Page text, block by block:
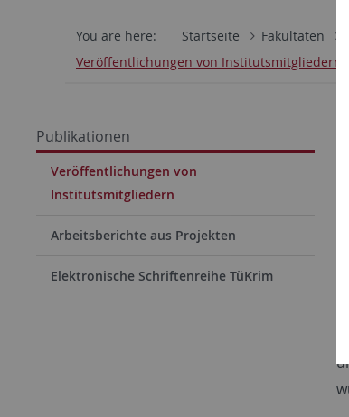
You are here: Startseite Fakultäten
Veröffentlichungen von Institutsmitgliedern
Publikationen
Veröffentlichungen von
Institutsmitgliedern
Arbeitsberichte aus Projekten
Elektronische Schriftenreihe TüKrim